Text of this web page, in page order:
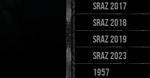
Sraz 2017
SRAZ 2018
SRAZ 2019
sraz 2023
1957